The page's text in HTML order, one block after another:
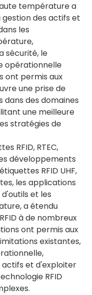
température a
des actifs et
les
sécurité, le
opérationnelle
ont permis aux
une prise de
dans des domaines
une meilleure
stratégies de
RFID, RTEC,
développements
RFID UHF,
les applications
et les
a étendu
à de nombreux
ont permis aux
existantes,
actifs et d'exploiter
RFID